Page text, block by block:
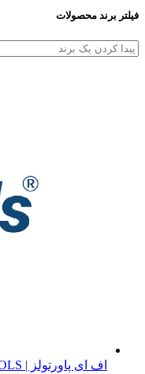
فیلتر برند محصولات
اف ای پاورتولز | FE POWERTOOLS